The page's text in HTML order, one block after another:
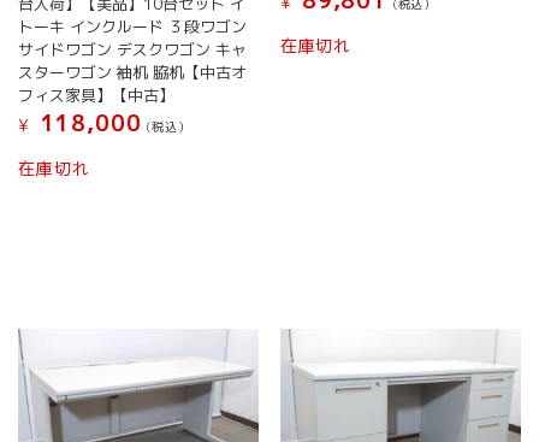
トーキ インクルード ３段ワゴン
サイドワゴン デスクワゴン キャ
スターワゴン 袖机 脇机【中古オ
フィス家具】【中古】
¥
118,000 (税込）
在庫切れ
在庫切れ